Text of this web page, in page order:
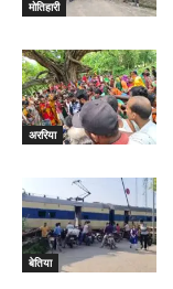
मोतिहारी
अररिया
बेतिया